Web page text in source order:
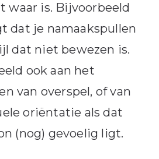
waar is. Bijvoorbeeld
dat je namaakspullen
dat niet bewezen is.
ook aan het
van overspel, of van
oriëntatie als dat
(nog) gevoelig ligt.